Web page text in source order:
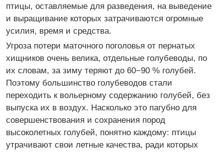
птицы, оставляемые для разведения, на выведение
и выращивание которых затрачиваются огромные
усилия, время и средства.
Угроза потери маточного поголовья от пернатых
хищников очень велика, отдельные голубеводы, по
их словам, за зиму теряют до 60−90 % голубей.
Поэтому большинство голубеводов стали
переходить к вольерному содержанию голубей, без
выпуска их в воздух. Насколько это пагубно для
совершенствования и сохранения пород
высоколетных голубей, понятно каждому: птицы
утрачивают свои летные качества, ради которых